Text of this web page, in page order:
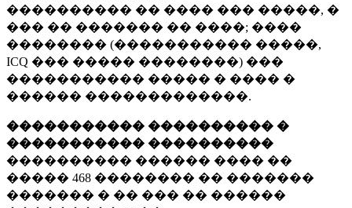
���������� �� ���� ��� �����, �
��� �� ������� �� ����; ����
�������� (����������� �����,
ICQ ��� ����� ��������) ���
����������� ����� � ���� �
������ �������������.
����������� ���������� �
����������� ����������
���������� ������ ���� ��
����� 468 �������� �� �������
������� � �� ��� �� ������